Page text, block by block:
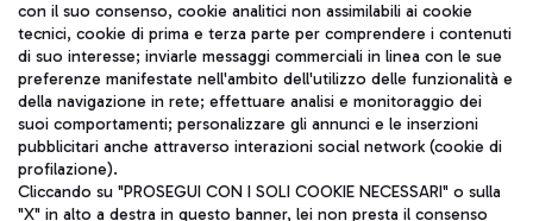
TRAVEL JOURNAL
ITA
con il suo consenso, cookie analitici non assimilabili ai cookie
tecnici, cookie di prima e terza parte per comprendere i contenuti
di suo interesse; inviarle messaggi commerciali in linea con le sue
preferenze manifestate nell'ambito dell'utilizzo delle funzionalità e
della navigazione in rete; effettuare analisi e monitoraggio dei
suoi comportamenti; personalizzare gli annunci e le inserzioni
pubblicitari anche attraverso interazioni social network (cookie di
profilazione).
Cliccando su "PROSEGUI CON I SOLI COOKIE NECESSARI" o sulla
"X" in alto a destra in questo banner, lei non presta il consenso